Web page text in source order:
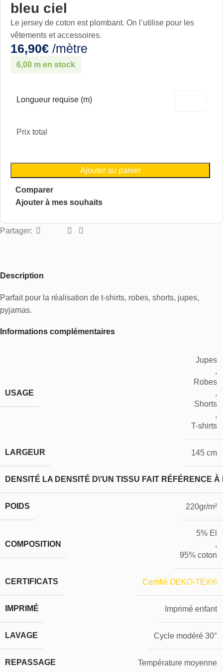
bleu ciel
Le jersey de coton est plombant. On l’utilise pour les
vêtements et accessoires.
16,90€ /mètre
6,00 m en stock
Longueur requise (m)
Prix total
Ajouter au panier
Comparer
Ajouter à mes souhaits
Partager:
Description
Parfait pour la réalisation de t-shirts, robes, shorts, jupes,
pyjamas.
Informations complémentaires
USAGE
Jupes
,
Robes
,
Shorts
,
T-shirts
LARGEUR 145 cm
DENSITÉ LA DENSITÉ D\'UN TISSU FAIT RÉFÉRENCE
POIDS 220gr/m²
COMPOSITION
5% El
,
95% coton
CERTIFICATS Certifié OEKO-TEX®
IMPRIMÉ Imprimé enfant
LAVAGE Cycle modéré 30°
REPASSAGE Température moyenne